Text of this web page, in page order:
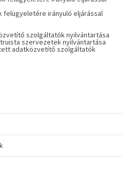
irányuló eljárással
szolgáltatók nyilvántartása
szervezetek nyilvántartása
adatközvetítő szolgáltatók